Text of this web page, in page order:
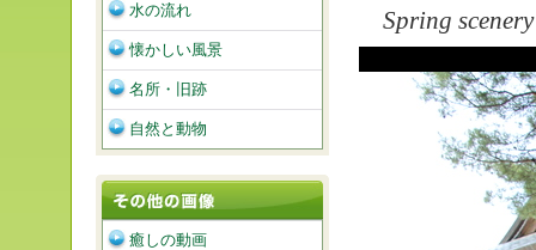
Spring
水の流れ
懐かしい風景
名所・旧跡
自然と動物
癒しの動画